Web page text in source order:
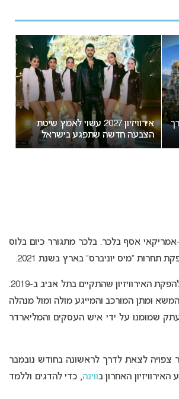
בדרך
אירוויזיון 2027 עשוי לאמץ שיטת
הצבעה חדשה שתפגע בישראל
אסף בלכר. בלכר מתגורר כיום בלוס
“מיס יוניברס” בארץ בשנת 2021.
להפקת האירוויזיון שהתקיים בתל אביב ב-2019.
ומתן המורכב והמייגע מולה ומול מנהלה
שמומנו על ידי איש העסקים והמליארדר
לצאת לדרך לראשונה בחודש נובמבר
האחרון בווינה, כדי להדגים וללמד